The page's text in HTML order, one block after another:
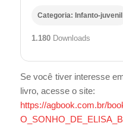
Categoria: Infanto-juvenil
1.180Downloads
Se você tiver interesse
livro, acesse o site:
https://agbook.com.br/